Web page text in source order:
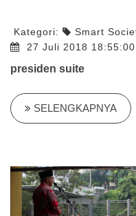
Kategori:
Smart
27 Juli 2018 18:55:00
presiden suite
SELENGKAPNYA